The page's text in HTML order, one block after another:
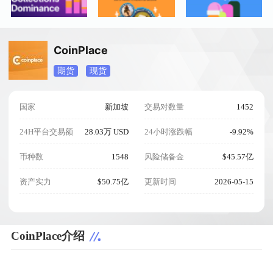
CoinPlace
期货 现货
国家 新加坡
24H平台交易额 28.03万 USD
币种数 1548
资产实力 $50.75亿
交易对数量 1452
24小时涨跌幅 -9.92%
风险储备金 $45.57亿
更新时间 2026-05-15
CoinPlace介绍